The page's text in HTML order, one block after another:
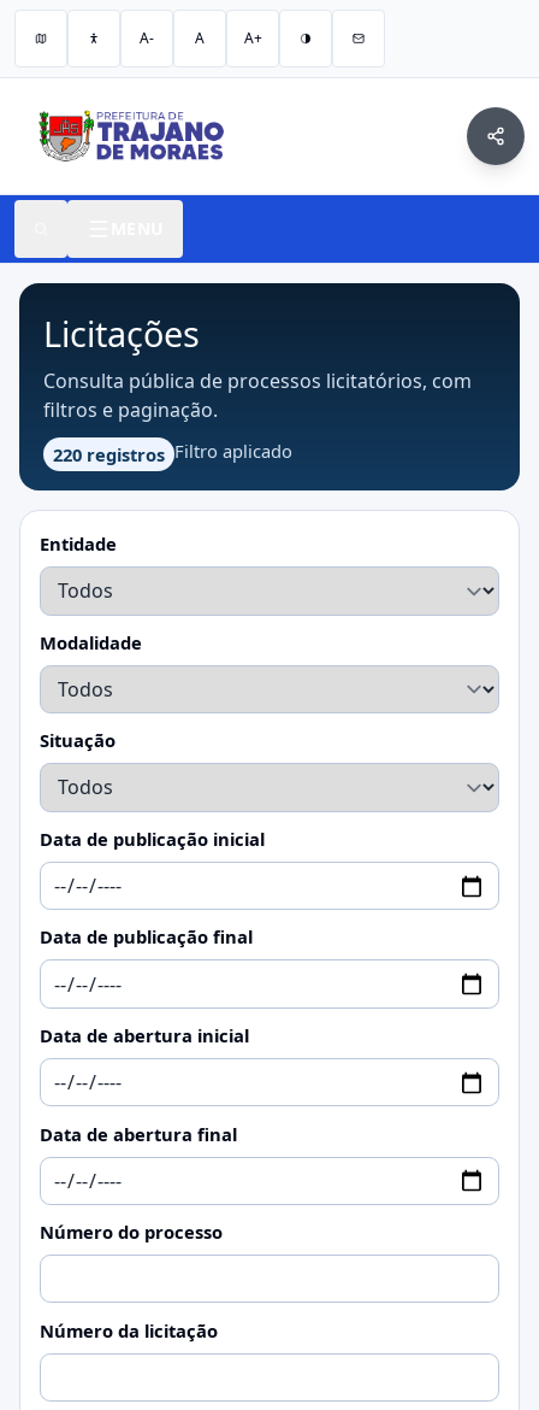
A- A A+
Licitações
Consulta pública de processos licitatórios, com
filtros e paginação.
220 registros Filtro aplicado
Entidade
Modalidade
Situação
Data de publicação inicial
Data de publicação final
Data de abertura inicial
Data de abertura final
Número do processo
Número da licitação